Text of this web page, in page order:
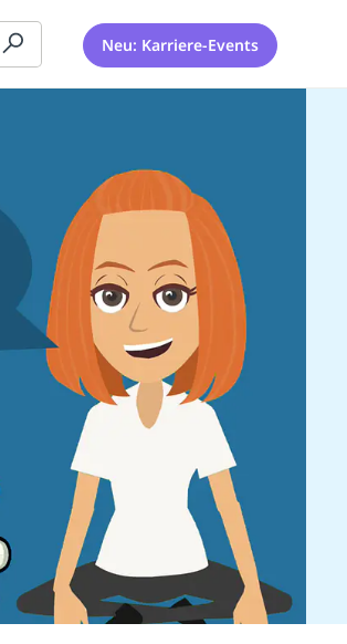
Neu: Karriere-Events